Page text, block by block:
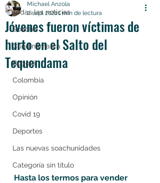
Todas las noticias
Soacha
Cundinamarca
Bogotá
Colombia
Opinión
Covid 19
Deportes
Las nuevas soachunidades
Categoría sin título
Jóvenes fueron víctimas de
hurto en el Salto del
Tequendama
Michael Anzola
2 sept 20211 min de lectura
Hasta los termos para vender